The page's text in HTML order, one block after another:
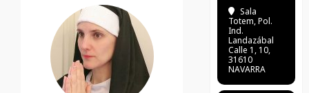
Sala
Totem, Pol.
Ind.
Landazábal
Calle 1, 10,
31610
NAVARRA